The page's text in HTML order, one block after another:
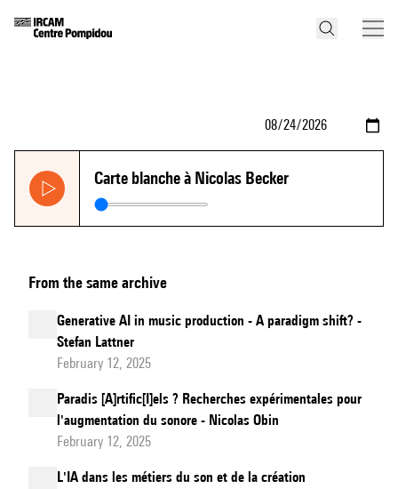
Carte blanche à Nicolas Becker
From the same archive
Generative AI in music production - A paradigm shift? -
Stefan Lattner
February 12, 2025
Paradis [A]rtific[I]els ? Recherches expérimentales pour
l'augmentation du sonore - Nicolas Obin
February 12, 2025
L'IA dans les métiers du son et de la création